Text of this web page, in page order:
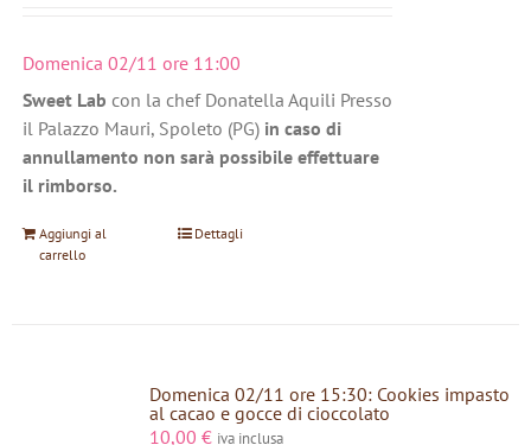
Domenica 02/11 ore 11:00
Sweet Lab con la chef Donatella Aquili Presso
il Palazzo Mauri, Spoleto (PG) in caso di
annullamento non sarà possibile effettuare
il rimborso.
Aggiungi al
carrello
Dettagli
Domenica 02/11 ore 15:30: Cookies impasto
al cacao e gocce di cioccolato
10,00 € iva inclusa